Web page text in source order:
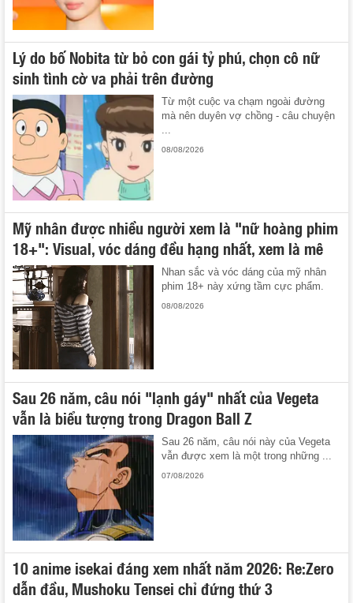
Lý do bố Nobita từ bỏ con gái tỷ phú, chọn cô nữ
sinh tình cờ va phải trên đường
Từ một cuộc va chạm ngoài đường
mà nên duyên vợ chồng - câu chuyện
08/08/2026
Mỹ nhân được nhiều người xem là "nữ hoàng phim
18+": Visual, vóc dáng đều hạng nhất, xem là mê
Nhan sắc và vóc dáng của mỹ nhân
phim 18+ này xứng tầm cực phẩm.
08/08/2026
Sau 26 năm, câu nói "lạnh gáy" nhất của Vegeta
vẫn là biểu tượng trong Dragon Ball Z
Sau 26 năm, câu nói này của Vegeta
vẫn được xem là một trong những ...
07/08/2026
10 anime isekai đáng xem nhất năm 2026: Re:Zero
dẫn đầu, Mushoku Tensei chỉ đứng thứ 3